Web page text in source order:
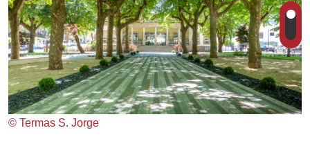
© Termas S. Jorge